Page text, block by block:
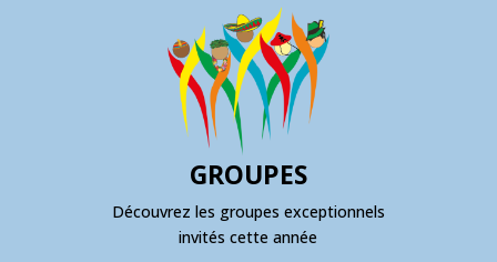
GROUPES
Découvrez les groupes exceptionnels
invités cette année